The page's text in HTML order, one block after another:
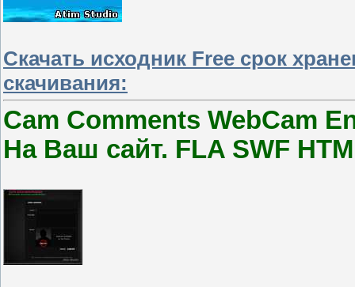
Скачать исходник Free срок
скачивания:
Cam Comments WebCam
На Ваш сайт. FLA SWF